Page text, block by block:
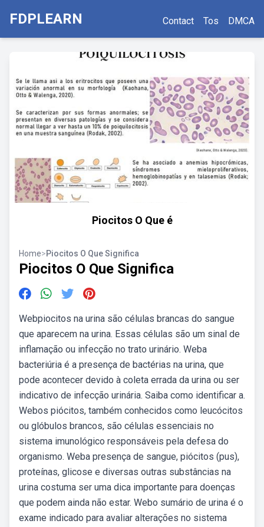
FDPLEARN Contact Tos DMCA
Piocitos O Que é
Home>Piocitos O Que Significa
Piocitos O Que Significa
Webpiocitos na urina são células brancas do sangue
que aparecem na urina. Essas células são um sinal de
inflamação ou infecção no trato urinário. Weba
bacteriúria é a presença de bactérias na urina, que
pode acontecer devido à coleta errada da urina ou ser
indicativo de infecção urinária. Saiba como identificar a.
Webos piócitos, também conhecidos como leucócitos
ou glóbulos brancos, são células essenciais no
sistema imunológico responsáveis pela defesa do
organismo. Weba presença de sangue, piócitos (pus),
proteínas, glicose e diversas outras substâncias na
urina costuma ser uma dica importante para doenças
que podem ainda não estar. Webo sumário de urina é o
exame indicado para avaliar alterações no sistema